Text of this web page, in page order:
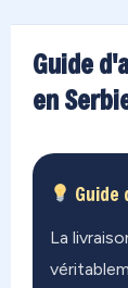
Guide
en
Guide
La